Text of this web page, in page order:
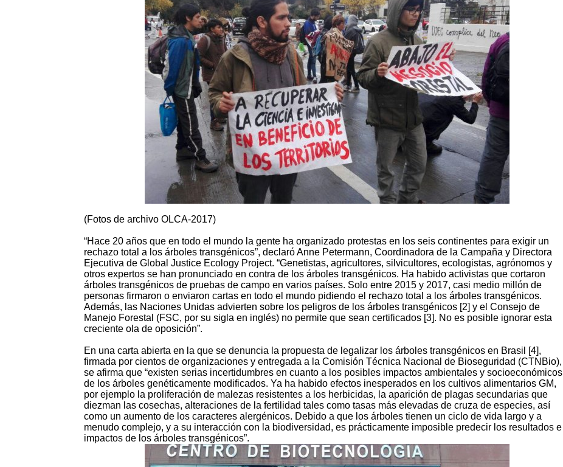
(Fotos de archivo OLCA-2017)
“Hace 20 años que en todo el mundo la gente ha organizado protestas en los seis continentes para exigir un
rechazo total a los árboles transgénicos”, declaró Anne Petermann, Coordinadora de la Campaña y Directora
Ejecutiva de Global Justice Ecology Project. “Genetistas, agricultores, silvicultores, ecologistas, agrónomos y
otros expertos se han pronunciado en contra de los árboles transgénicos. Ha habido activistas que cortaron
árboles transgénicos de pruebas de campo en varios países. Solo entre 2015 y 2017, casi medio millón de
personas firmaron o enviaron cartas en todo el mundo pidiendo el rechazo total a los árboles transgénicos.
Además, las Naciones Unidas advierten sobre los peligros de los árboles transgénicos [2] y el Consejo de
Manejo Forestal (FSC, por su sigla en inglés) no permite que sean certificados [3]. No es posible ignorar esta
creciente ola de oposición”.
En una carta abierta en la que se denuncia la propuesta de legalizar los árboles transgénicos en Brasil [4],
firmada por cientos de organizaciones y entregada a la Comisión Técnica Nacional de Bioseguridad (CTNBio),
se afirma que “existen serias incertidumbres en cuanto a los posibles impactos ambientales y socioeconómicos
de los árboles genéticamente modificados. Ya ha habido efectos inesperados en los cultivos alimentarios GM,
por ejemplo la proliferación de malezas resistentes a los herbicidas, la aparición de plagas secundarias que
diezman las cosechas, alteraciones de la fertilidad tales como tasas más elevadas de cruza de especies, así
como un aumento de los caracteres alergénicos. Debido a que los árboles tienen un ciclo de vida largo y a
menudo complejo, y a su interacción con la biodiversidad, es prácticamente imposible predecir los resultados e
impactos de los árboles transgénicos”.